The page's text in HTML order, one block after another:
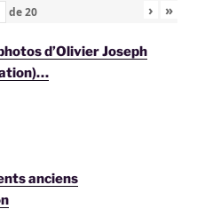
de20 › »
d’Olivier Joseph
anciens